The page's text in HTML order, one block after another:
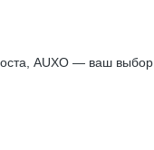
AUXO — ваш выбор.